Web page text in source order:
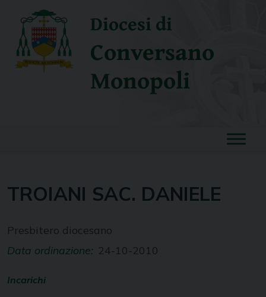
content
Diocesi di
Conversano
Monopoli
TROIANI SAC. DANIELE
Presbitero diocesano
Data ordinazione: 24-10-2010
Incarichi